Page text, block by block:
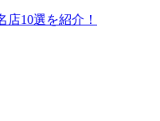
10選を紹介！